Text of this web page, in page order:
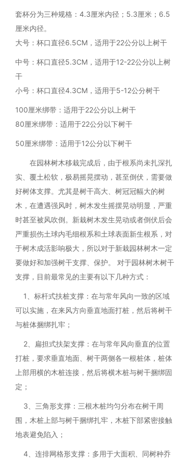
套杯分为三种规格：4.3厘米内径；5.3厘米；6.5
厘米内径。
大号：杯口直径6.5CM，适用于22公分以上树干
中号：杯口直径5.3CM，适用于12-22公分以上树
干
小号：杯口直径4.3CM，适用于5-12公分树干
100厘米绑带：适用于22公分以上树干
80厘米绑带：适用于22公分以下树干
50厘米绑带：适用于12公分以下树干
在园林树木移栽完成后，由于根系尚未扎深扎
实、覆土松软，极易摇晃摆动，甚至倒伏，需要做
好树体支撑。尤其是树干高大、树冠冠幅大的树
木，在遭遇强风时，树木发生摇摆晃动明显，严重
时甚至被风吹倒。新栽树木发生晃动或者倒伏后会
严重损伤土球内毛细根系和土球表面新生根系，对
于树木成活影响极大，所以对于新栽园林树木一定
要做好和加强树干支撑、保护。 对于园林树木树干
支撑，目前最常见的主要有以下几种方式：
1、标杆式扶桩支撑：在与常年风向一致的区域
可以实施，在来风方向垂直地面打桩，然后将树干
与桩体捆绑扎牢；
2、扁担式扶架支撑：在与常年风向垂直的位置
打桩，要求垂直地面、树干两侧各一根桩体，桩体
上部用横的木桩连接，然后将横木桩与树干捆绑固
定；
3、三角形支撑：三根木桩均匀分布在树干周
围，木桩上部与树干捆绑扎牢，木桩下部紧密接触
地表避免陷入；
4、连排网格形支撑：多用于大面积、同树种乔